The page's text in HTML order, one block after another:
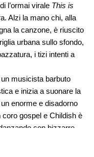
l’ormai virale This is
Alzi la mano chi, alla
la canzone, è riuscito
urbana sullo sfondo,
i tizi intenti a
musicista barbuto
e inizia a suonare la
enorme e disadorno
gospel e Childish è
con bizzarre
che ricordano le
si opposero alla